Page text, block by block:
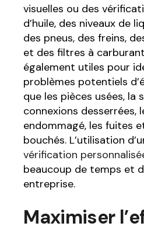
visuelles ou des
d’huile, des niveaux de
des pneus, des freins,
et des filtres à
également utiles pour
problèmes potentiels
que les pièces usées, la
connexions desserrées,
endommagé, les fuites
bouchés. L’utilisation
vérification
beaucoup de temps et
entreprise.
Maximiser